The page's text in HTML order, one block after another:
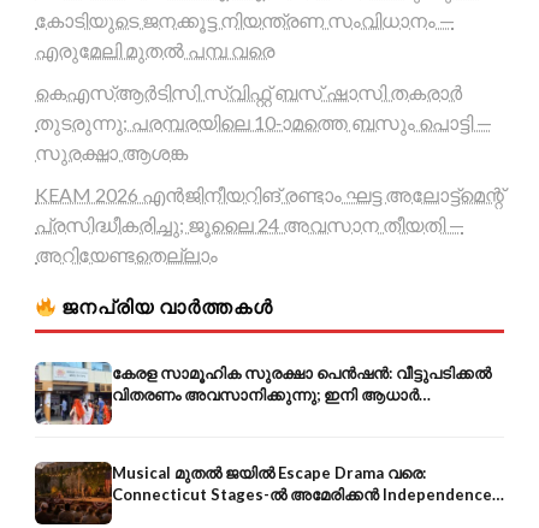
കോടിയുടെ ജനക്കൂട്ട നിയന്ത്രണ സംവിധാനം —
എരുമേലി മുതൽ പമ്പ വരെ
കെഎസ്ആർടിസി സ്വിഫ്റ്റ് ബസ് ഷാസി തകരാർ
തുടരുന്നു; പരമ്പരയിലെ 10-ാമത്തെ ബസും പൊട്ടി —
സുരക്ഷാ ആശങ്ക
KEAM 2026 എൻജിനീയറിങ് രണ്ടാം ഘട്ട അലോട്ട്മെന്റ്
പ്രസിദ്ധീകരിച്ചു; ജൂലൈ 24 അവസാന തീയതി —
അറിയേണ്ടതെല്ലാം
ജനപ്രിയ വാർത്തകൾ
കേരള സാമൂഹിക സുരക്ഷാ പെൻഷൻ: വീട്ടുപടിക്കൽ
വിതരണം അവസാനിക്കുന്നു; ഇനി ആധാർ
അക്കൗണ്ടിൽ നേരിട്ട്
Musical മുതൽ ജയിൽ Escape Drama വരെ:
Connecticut Stages-ൽ അമേരിക്കൻ Independence-
ന്റെ 250-ആം വാർഷികം